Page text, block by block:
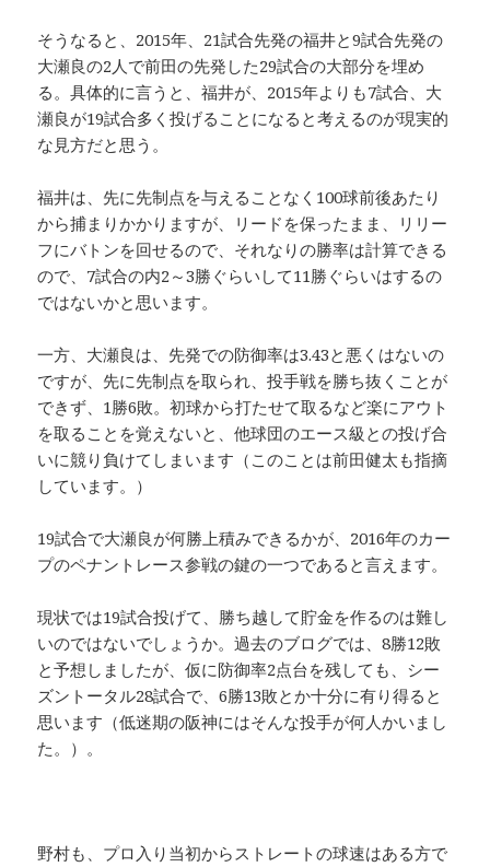
そうなると、2015年、21試合先発の福井と9試合先発の
大瀬良の2人で前田の先発した29試合の大部分を埋め
る。具体的に言うと、福井が、2015年よりも7試合、大
瀬良が19試合多く投げることになると考えるのが現実的
な見方だと思う。
福井は、先に先制点を与えることなく100球前後あたり
から捕まりかかりますが、リードを保ったまま、リリー
フにバトンを回せるので、それなりの勝率は計算できる
ので、7試合の内2～3勝ぐらいして11勝ぐらいはするの
ではないかと思います。
一方、大瀬良は、先発での防御率は3.43と悪くはないの
ですが、先に先制点を取られ、投手戦を勝ち抜くことが
できず、1勝6敗。初球から打たせて取るなど楽にアウト
を取ることを覚えないと、他球団のエース級との投げ合
いに競り負けてしまいます（このことは前田健太も指摘
しています。）
19試合で大瀬良が何勝上積みできるかが、2016年のカー
プのペナントレース参戦の鍵の一つであると言えます。
現状では19試合投げて、勝ち越して貯金を作るのは難し
いのではないでしょうか。過去のブログでは、8勝12敗
と予想しましたが、仮に防御率2点台を残しても、シー
ズントータル28試合で、6勝13敗とか十分に有り得ると
思います（低迷期の阪神にはそんな投手が何人かいまし
た。）。
野村も、プロ入り当初からストレートの球速はある方で